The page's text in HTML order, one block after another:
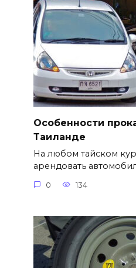
Особенности
Таиланде
На любом тайском
арендовать
0 134